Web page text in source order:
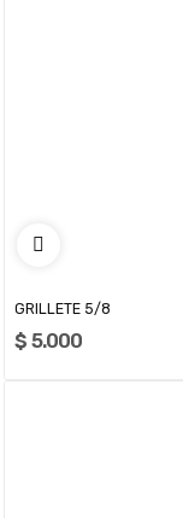
GRILLETE 5/8
$ 5.000